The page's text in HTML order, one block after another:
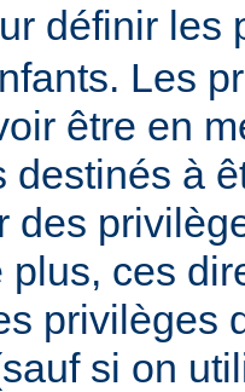
définir les
Les
être en
destinés à
des
plus, ces
privilèges
si on